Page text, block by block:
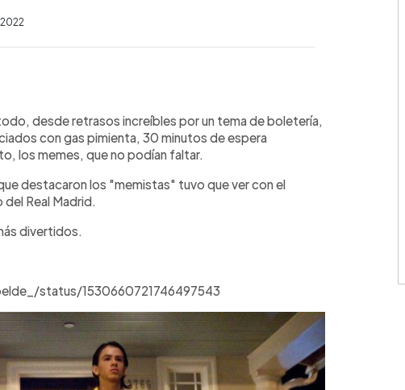
desde retrasos increíbles por un tema de boletería,
con gas pimienta, 30 minutos de espera
los memes, que no podían faltar.
destacaron los "memistas" tuvo que ver con el
Real Madrid.
divertidos.
status/1530660721746497543